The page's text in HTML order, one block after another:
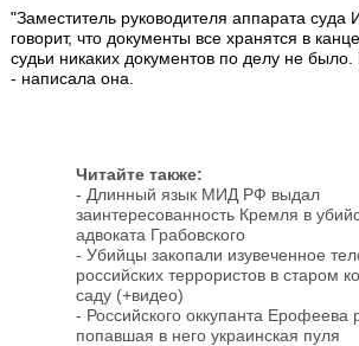
"Заместитель руководителя аппарата суда
говорит, что документы все хранятся в
судьи никаких документов по делу не было.
- написала она.
Читайте также:
- Длинный язык МИД РФ выдал
заинтересованность Кремля в
адвоката Грабовского
-Убийцы закопали изувеченное
российских террористов в старом
саду (+видео)
- Российского оккупанта Ерофеева
попавшая в него украинская пуля